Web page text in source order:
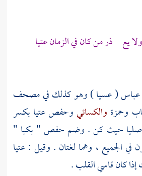
ولا يع ذر من كان في الزمان عتيا
عباس( عسيا ) وهو كذلك في مصحف
وحمزة والكسائيوحفصعتيا بكسر
صليا حيث كن . وضم حفص" بكيا "
في الجميع ، وهما لغتان . وقيل : عتيا
كان قاسي القلب .